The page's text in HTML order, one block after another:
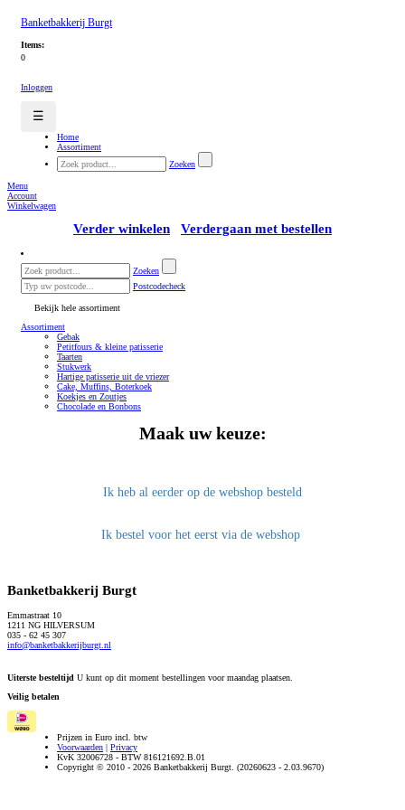
Banketbakkerij Burgt
Items:
0
Inloggen
☰
Home
Assortiment
Zoeken
Menu
Account
Winkelwagen
Verder winkelen Verdergaan met bestellen
Zoeken
Postcodecheck
Bekijk hele assortiment
Assortiment
Gebak
Petitfours & kleine patisserie
Taarten
Stukwerk
Hartige patisserie uit de vriezer
Cake, Muffins, Boterkoek
Koekjes en Zoutjes
Chocolade en Bonbons
Maak uw keuze:
Ik heb al eerder op de webshop besteld
Ik bestel voor het eerst via de webshop
Banketbakkerij Burgt
Emmastraat 10
1211 NG HILVERSUM
035 - 62 45 307
info@banketbakkerijburgt.nl
Uiterste besteltijd U kunt op dit moment bestellingen voor maandag plaatsen.
Veilig betalen
Prijzen in Euro incl. btw
Voorwaarden | Privacy
KvK 32006728 - BTW 816121692.B.01
Copyright © 2010 - 2026 Banketbakkerij Burgt. (20260623 - 2.03.9670)